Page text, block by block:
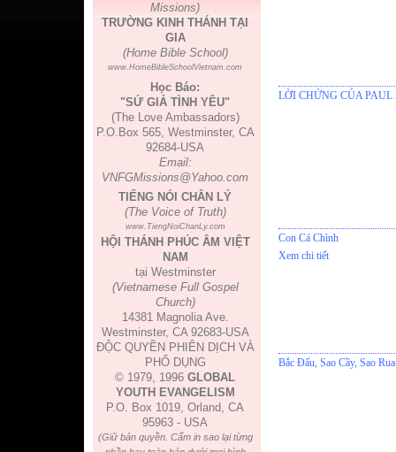
Missions)
TRƯỜNG KINH THÁNH TẠI
GIA
(Home Bible School)
www.HomeBibleSchoolVietnam.com
Học Báo:
"SỨ GIẢ TÌNH YÊU"
(The Love Ambassadors)
P.O.Box 565, Westminster, CA
92684-USA
Email:
VNFGMissions@Yahoo.com
TIẾNG NÓI CHÂN LÝ
(The Voice of Truth)
www.TiengNoiChanLy.com
HỘI THÁNH PHÚC ÂM VIỆT
NAM
tại Westminster
(Vietnamese Full Gospel
Church)
14381 Magnolia Ave.
Westminster, CA 92683-USA
ĐỘC QUYỀN PHIÊN DỊCH VÀ
PHỔ DỤNG
© 1979, 1996 GLOBAL
YOUTH EVANGELISM
P.O. Box 1019, Orland, CA
95963 - USA
(Giữ bản quyền. Cấm in sao lại từng
LỜI CHỨNG CỦA PAUL
Con Cá Chình
Xem chi tiết
Bắc Đẩu, Sao Cầy, Sao